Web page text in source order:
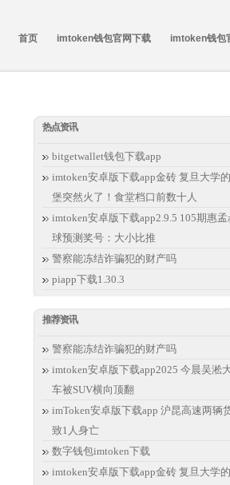
首页 imtoken钱包官网下载 imtoken钱包
热点资讯
bitgetwallet钱包下载app
imtoken安卓版下载app金砖 复旦大学
堡突然火了！食堂档口前数十人
imtoken安卓版下载app2.9.5 105期惠
球预测奖号：大小比推
警察能冻结诈骗犯的财产吗
piapp下载1.30.3
推荐资讯
警察能冻结诈骗犯的财产吗
imtoken安卓版下载app2025 今晨吴淞
车被SUV横向顶翻
imToken安卓版下载app 沪昆高速两辆
致1人身亡
数字钱包imtoken下载
imtoken安卓版下载app金砖 复旦大学